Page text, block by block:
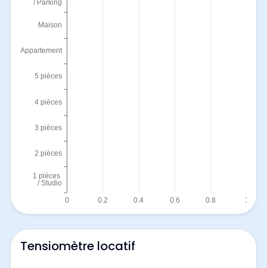
Tensiomètre locatif